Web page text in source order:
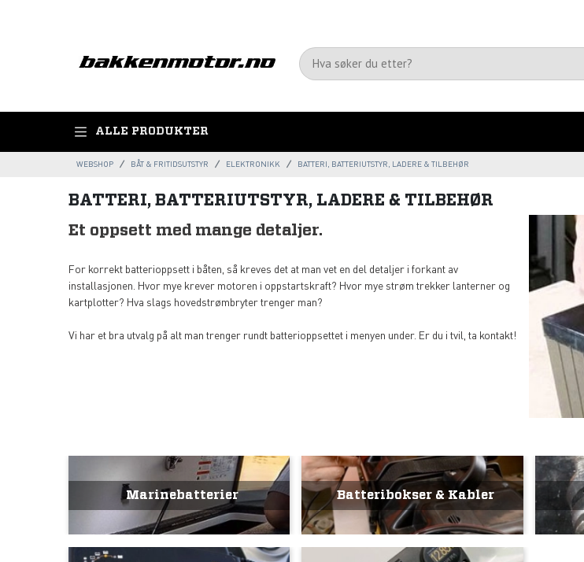
ALLE PRODUKTER
WEBSHOP BÅT & FRITIDSUTSTYR ELEKTRONIKK BATTERI, BATTERIUTSTYR, LADERE & TILBEHØR
BATTERI, BATTERIUTSTYR, LADERE & TILBEHØR
Et oppsett med mange detaljer.
For korrekt batterioppsett i båten, så kreves det at man vet en del detaljer i forkant av
installasjonen. Hvor mye krever motoren i oppstartskraft? Hvor mye strøm trekker lanterner og
kartplotter? Hva slags hovedstrømbryter trenger man?
Vi har et bra utvalg på alt man trenger rundt batterioppsettet i menyen under. Er du i tvil, ta kontakt!
Marinebatterier Batteribokser & Kabler